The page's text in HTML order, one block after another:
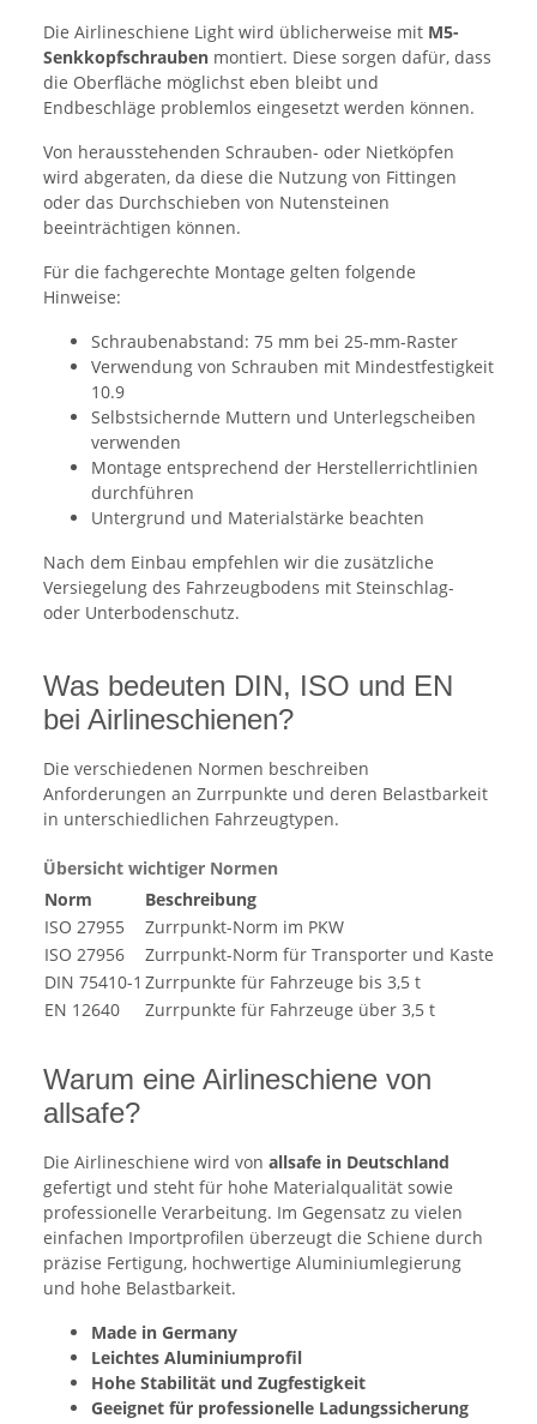
Die Airlineschiene Light wird üblicherweise mit M5-
Senkkopfschrauben montiert. Diese sorgen dafür, dass
die Oberfläche möglichst eben bleibt und
Endbeschläge problemlos eingesetzt werden können.
Von herausstehenden Schrauben- oder Nietköpfen
wird abgeraten, da diese die Nutzung von Fittingen
oder das Durchschieben von Nutensteinen
beeinträchtigen können.
Für die fachgerechte Montage gelten folgende
Hinweise:
Schraubenabstand: 75 mm bei 25-mm-Raster
Verwendung von Schrauben mit Mindestfestigkeit
10.9
Selbstsichernde Muttern und Unterlegscheiben
verwenden
Montage entsprechend der Herstellerrichtlinien
durchführen
Untergrund und Materialstärke beachten
Nach dem Einbau empfehlen wir die zusätzliche
Versiegelung des Fahrzeugbodens mit Steinschlag-
oder Unterbodenschutz.
Was bedeuten DIN, ISO und EN
bei Airlineschienen?
Die verschiedenen Normen beschreiben
Anforderungen an Zurrpunkte und deren Belastbarkeit
in unterschiedlichen Fahrzeugtypen.
Übersicht wichtiger Normen
Norm
Beschreibung
ISO 27955
Zurrpunkt-Norm im PKW
ISO 27956
Zurrpunkt-Norm für Transporter und
DIN 75410-1 Zurrpunkte für Fahrzeuge bis 3,5 t
EN 12640
Zurrpunkte für Fahrzeuge über 3,5 t
Warum eine Airlineschiene von
allsafe?
Die Airlineschiene wird von allsafe in Deutschland
gefertigt und steht für hohe Materialqualität sowie
professionelle Verarbeitung. Im Gegensatz zu vielen
einfachen Importprofilen überzeugt die Schiene durch
präzise Fertigung, hochwertige Aluminiumlegierung
und hohe Belastbarkeit.
Made in Germany
Leichtes Aluminiumprofil
Hohe Stabilität und Zugfestigkeit
Geeignet für professionelle Ladungssicherung